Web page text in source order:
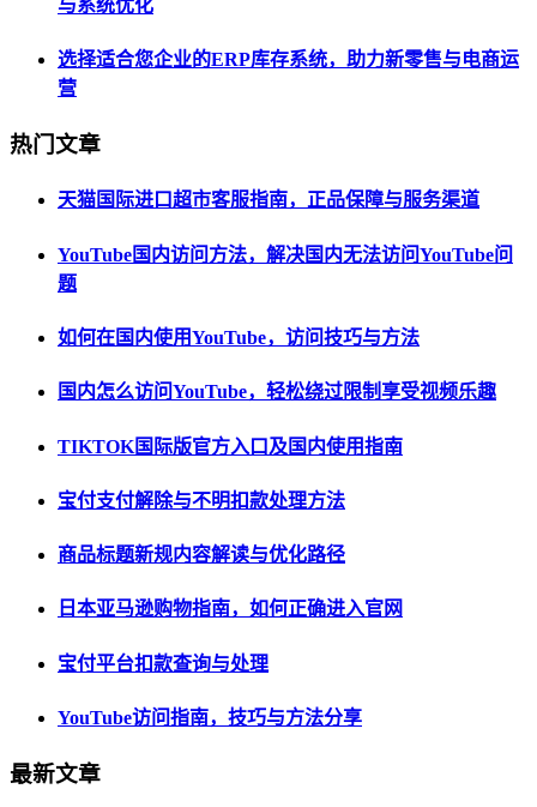
与系统优化
选择适合您企业的ERP库存系统，助力新零售与电商运
营
热门文章
天猫国际进口超市客服指南，正品保障与服务渠道
YouTube国内访问方法，解决国内无法访问YouTube问
题
如何在国内使用YouTube，访问技巧与方法
国内怎么访问YouTube，轻松绕过限制享受视频乐趣
TIKTOK国际版官方入口及国内使用指南
宝付支付解除与不明扣款处理方法
商品标题新规内容解读与优化路径
日本亚马逊购物指南，如何正确进入官网
宝付平台扣款查询与处理
YouTube访问指南，技巧与方法分享
最新文章